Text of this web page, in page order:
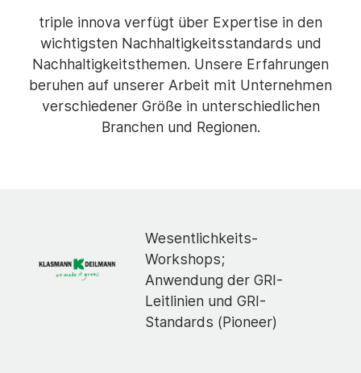
triple innova verfügt über Expertise in den
wichtigsten Nachhaltigkeitsstandards und
Nachhaltigkeitsthemen. Unsere Erfahrungen
beruhen auf unserer Arbeit mit Unternehmen
verschiedener Größe in unterschiedlichen
Branchen und Regionen.
Wesentlichkeits-
Workshops;
Anwendung der GRI-
Leitlinien und GRI-
Standards (Pioneer)